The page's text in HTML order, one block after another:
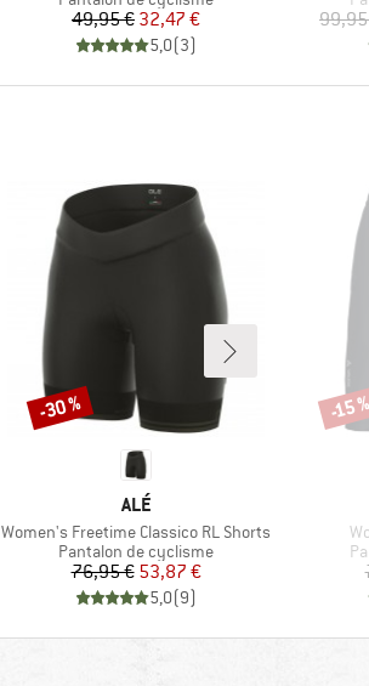
Prix
49,95 €Prix réduit
32,47 €
5,0(3)
MARQUE
ALÉ
Article
Women's Freetime Classico RL Shorts
Product group
Pantalon de cyclisme
Prix
76,95 €Prix réduit
53,87 €
5,0(9)
Remise
-30 % -15